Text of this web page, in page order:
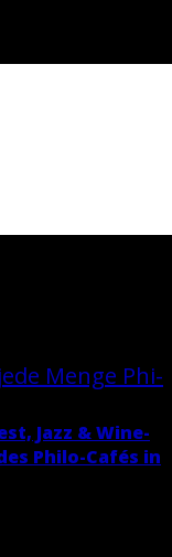
jede Menge Phi­
Jazz & Wi­ne-
Phi­lo-Cafés in